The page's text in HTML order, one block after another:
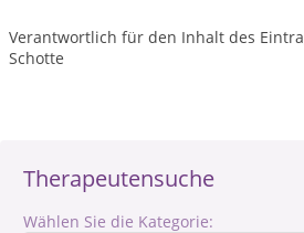
Therapeutensuche
Wählen Sie die Kategorie:
Verantwortlich für den Inhalt des
Schotte